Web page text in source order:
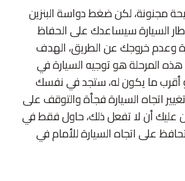
مجنونة، لكن ضغط دواسة البنزين
إطار السيارة سيساعدك على الحفاظ
وعدم خروجك عن الطريق، الهدف
المرحلة هو توجيه السيارة في
أقرب ما يكون له، ستجد في نفسك
اتجاه السيارة فجأة والتوقف على
عليك أن لا تفعل ذلك، حاول فقط في
على اتجاه السيارة للأمام في